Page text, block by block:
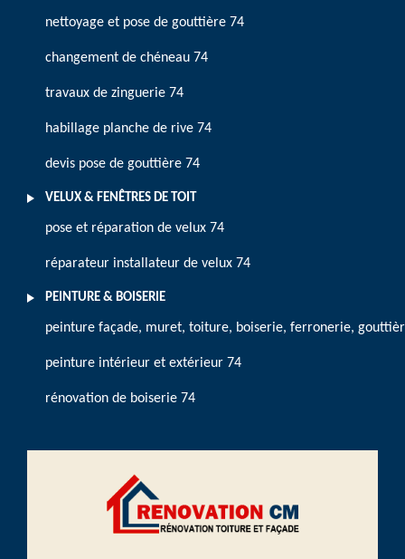
nettoyage et pose de gouttière 74
changement de chéneau 74
travaux de zinguerie 74
habillage planche de rive 74
devis pose de gouttière 74
VELUX & FENÊTRES DE TOIT
pose et réparation de velux 74
réparateur installateur de velux 74
PEINTURE & BOISERIE
peinture façade, muret, toiture, boiserie, ferronerie,
peinture intérieur et extérieur 74
rénovation de boiserie 74